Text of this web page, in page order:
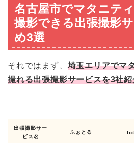
名古屋市でマタニテ
撮影できる出張撮影
め3選
それではまず、 埼玉エリアでマ
撮れる出張撮影サービスを3社紹
出張撮影サー
ビス名
ふぉとる